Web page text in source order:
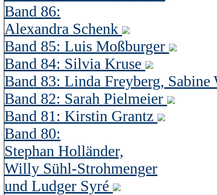
Band 86:
Alexandra Schenk
Band 85: Luis Moßburger
Band 84: Silvia Kruse
Band 83: Linda Freyberg,
Band 82: Sarah Pielmeier
Band 81: Kirstin Grantz
Band 80:
Stephan Holländer,
Willy Sühl-Strohmenger
und Ludger Syré